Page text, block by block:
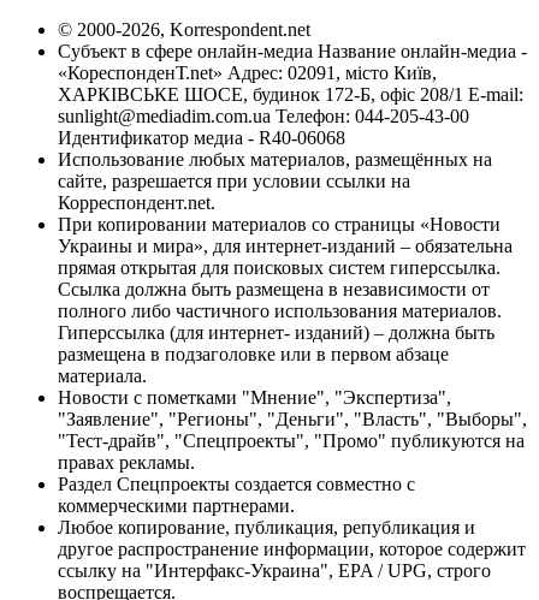
© 2000-2026, Korrespondent.net
Субъект в сфере онлайн-медиа Название онлайн-медиа -
«КореспонденТ.net» Адрес: 02091, місто Київ,
ХАРКІВСЬКЕ ШОСЕ, будинок 172-Б, офіс 208/1 E-mail:
sunlight@mediadim.com.ua Телефон: 044-205-43-00
Идентификатор медиа - R40-06068
Использование любых материалов, размещённых на
сайте, разрешается при условии ссылки на
Корреспондент.net.
При копировании материалов со страницы «Новости
Украины и мира», для интернет-изданий – обязательна
прямая открытая для поисковых систем гиперссылка.
Ссылка должна быть размещена в независимости от
полного либо частичного использования материалов.
Гиперссылка (для интернет- изданий) – должна быть
размещена в подзаголовке или в первом абзаце
материала.
Новости с пометками "Мнение", "Экспертиза",
"Заявление", "Регионы", "Деньги", "Власть", "Выборы",
"Тест-драйв", "Спецпроекты", "Промо" публикуются на
правах рекламы.
Раздел Спецпроекты создается совместно с
коммерческими партнерами.
Любое копирование, публикация, републикация и
другое распространение информации, которое содержит
ссылку на "Интерфакс-Украина", EPA / UPG, строго
воспрещается.